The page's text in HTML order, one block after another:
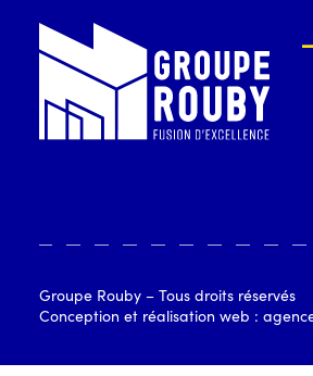
Groupe Rouby – Tous droits réservés
Conception et réalisation web :